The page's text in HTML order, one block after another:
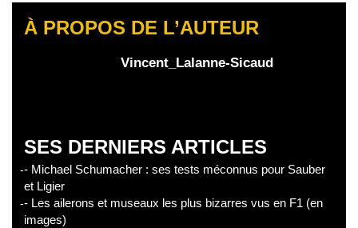
À PROPOS DE L’AUTEUR
Vincent_Lalanne-Sicaud
SES DERNIERS ARTICLES
- Michael Schumacher : ses tests méconnus pour Sauber
et Ligier
- Les ailerons et museaux les plus bizarres vus en F1 (en
images)